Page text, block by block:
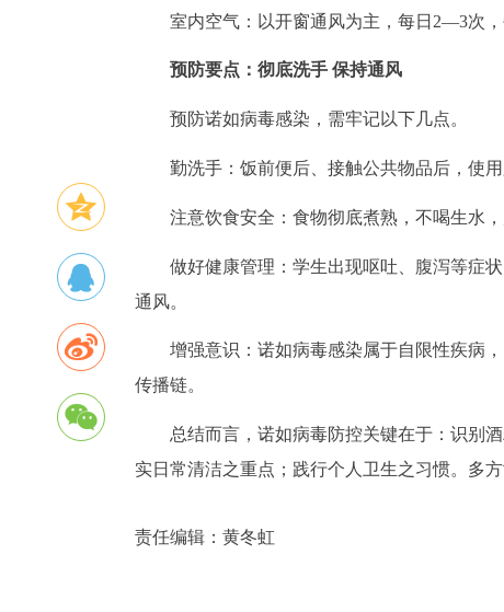
室内空气：以开窗通风为主，每日2—3次
预防要点： 彻底洗手 保持通风
预防诺如病毒感染，需牢记以下几点。
勤洗手：饭前便后、接触公共物品后，使
注意饮食安全：食物彻底煮熟，不喝生水
做好健康管理：学生出现呕吐、腹泻等症
通风。
增强意识：诺如病毒感染属于自限性疾病
传播链。
总结而言，诺如病毒防控关键在于：识别
实日常清洁之重点；践行个人卫生之习惯。多
责任编辑： 黄冬虹